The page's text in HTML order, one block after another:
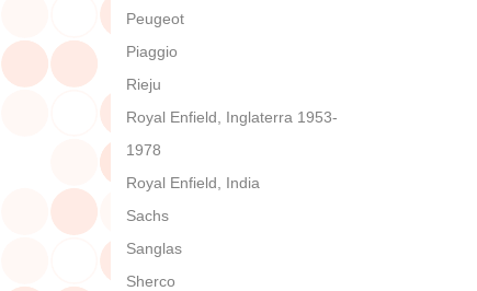
Peugeot
Piaggio
Rieju
Royal Enfield, Inglaterra 1953-
1978
Royal Enfield, India
Sachs
Sanglas
Sherco